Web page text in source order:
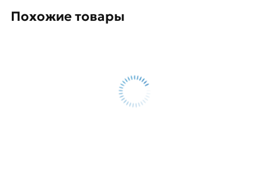
профессиональные менеджеры обработают
заказ и свяжутся с Вами для согласования
условий доставки или самовывоза.
Похожие товары